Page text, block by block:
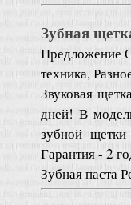
Зубная
Предложение
техника,
Звуковая
дней! В
зубной
Гарантия - 2
Зубная паста